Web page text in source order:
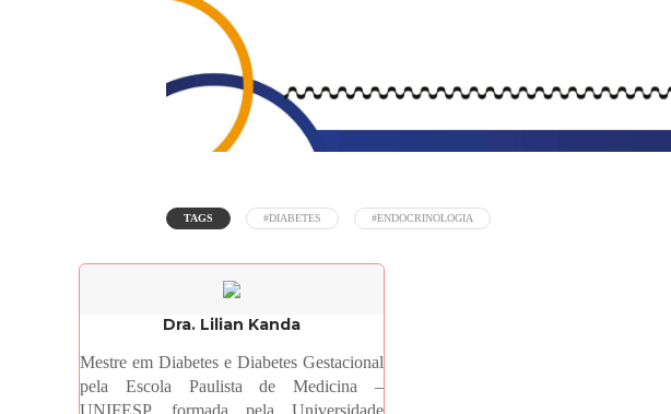
TAGS #DIABETES #ENDOCRINOLOGIA
Dra. Lilian Kanda
Mestre em Diabetes e Diabetes Gestacional
pela Escola Paulista de Medicina –
UNIFESP, formada pela Universidade